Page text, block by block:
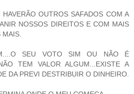
OUTROS SAFADOS COM A
NOSSOS DIREITOS E COM MAIS
MAIS.
SEU VOTO SIM OU NÃO É
TEM VALOR ALGUM...EXISTE A
DA PREVI DESTRIBUIR O DINHEIRO.